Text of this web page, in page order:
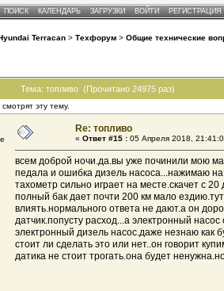
ПОИСК КАЛЕНДАРЬ ЗАГРУЗКИ ВОЙТИ РЕГИСТРАЦИЯ
Terracan > Техфорум > Общие технические
Тема: топливо (Прочитано 24975 раз)
эту тему.
Re: топливо
« Ответ #15 : 05 Апреля 2018,
всем доброй ночи.да.вы уже починили мою
педала и ошибка дизель насоса...нажимаю на
тахометр сильно играет на месте.скачет с
полный бак дает почти 200 км мало
влиять.нормального ответа не дают.а он
датчик.попусту расход...а электронный
электронный дизель насос.даже незнаю как
стоит ли сделать это или нет..он говорит
датика не стоит трогать.она будет